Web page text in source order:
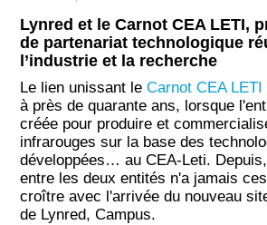
Lynred et le Carnot CEA LETI,
de partenariat technologique
l’industrie et la recherche
Le lien unissant leCarnot CEA LETI
à près de quarante ans, lorsque
créée pour produire et
infrarouges sur la base des
développées… au CEA-Leti.
entre les deux entités n'a jamais
croître avec l'arrivée du nouveau
de Lynred, Campus.